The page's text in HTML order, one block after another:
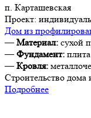
п. Карташевская
Проект:
Дом из
—Материал: сухой
—Фундамент: плита
—Кровля:
Строительство дома
Подробнее